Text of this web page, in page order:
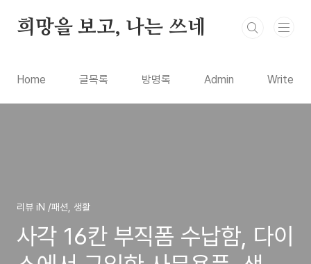
희망을 보고, 나는 쓰네
Home 글목록 방명록 Admin Write
리뷰 iN /패션, 생활
사각 16칸 부직폼 수납함, 다이